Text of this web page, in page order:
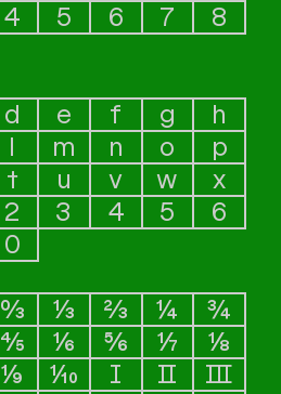
4 5 6 7
8
d e f g
h
l m n o
p
t u v w
x
2 3 4 5
6
0
↉ ⅓ ⅔ ¼
¾
⅘ ⅙ ⅚ ⅐
⅛
⅑ ⅒ Ⅰ Ⅱ
Ⅲ